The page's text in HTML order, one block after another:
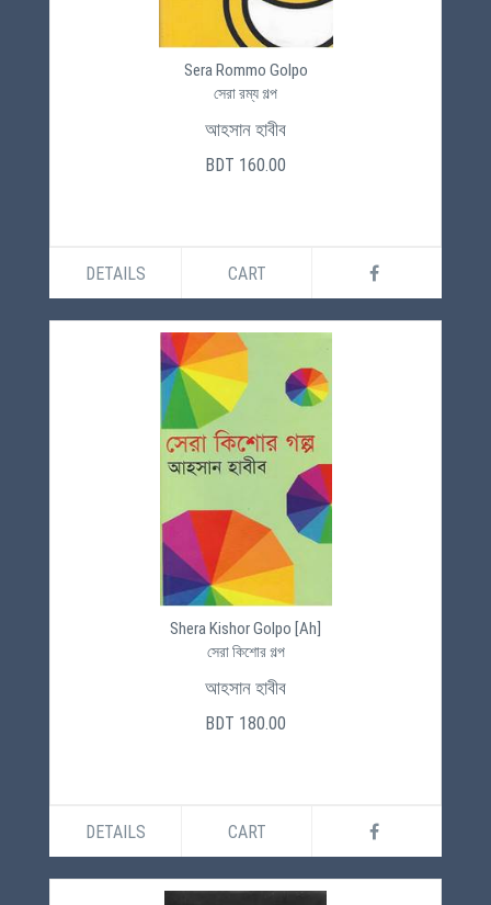
Sera Rommo Golpo
সেরা রম্য গল্প
আহসান হাবীব
BDT 160.00
DETAILS CART
Shera Kishor Golpo [Ah]
সেরা কিশোর গল্প
আহসান হাবীব
BDT 180.00
DETAILS CART